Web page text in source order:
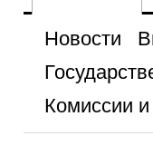
Новости
Комиссии